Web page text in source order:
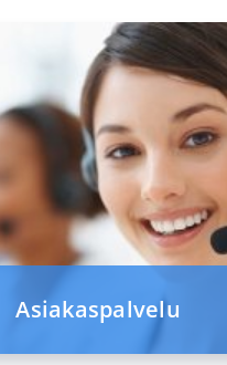
Asiakaspalvelu